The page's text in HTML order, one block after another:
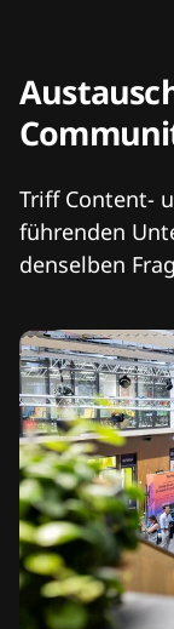
Triff Content-
führenden
denselben